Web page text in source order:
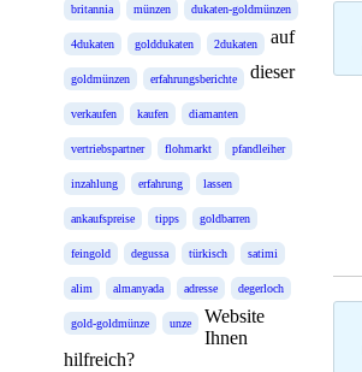
britannia münzen dukaten-goldmünzen
4dukaten golddukaten 2dukaten
goldmünzen erfahrungsberichte
verkaufen kaufen diamanten
vertriebspartner flohmarkt pfandleiher
inzahlung erfahrung lassen
ankaufspreise tipps goldbarren
feingold degussa türkisch satimi
alim almanyada adresse degerloch
gold-goldmünze unze
auf
dieser
Website
Ihnen
hilfreich?